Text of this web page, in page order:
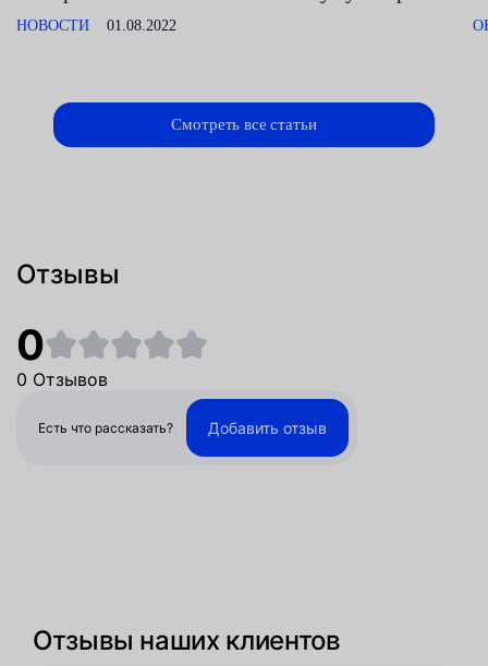
НОВОСТИ 01.08.2022
Смотреть все статьи
Отзывы
0
0 Отзывов
Есть что рассказать? Добавить отзыв
Отзывы наших клиентов